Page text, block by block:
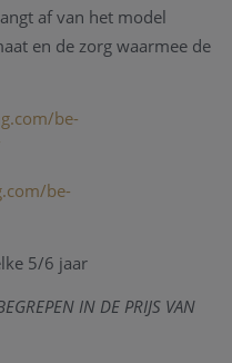
af van het model
en de zorg waarmee de
be-
be-
5/6 jaar
IN DE PRIJS VAN